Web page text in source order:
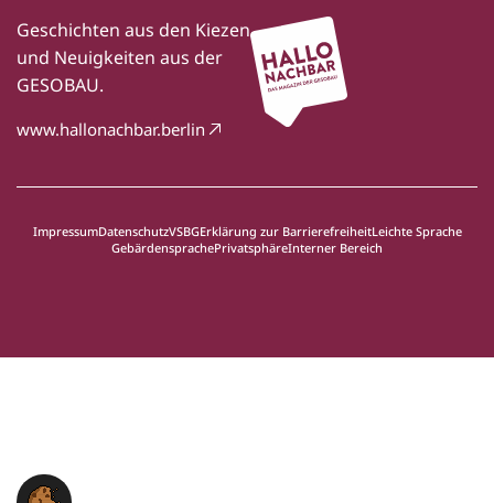
Geschichten aus den Kiezen
und Neuigkeiten aus der
GESOBAU.
www.hallonachbar.berlin
ImpressumDatenschutzVSBGErklärung zur BarrierefreiheitLeichte Sprache
GebärdensprachePrivatsphäreInterner Bereich